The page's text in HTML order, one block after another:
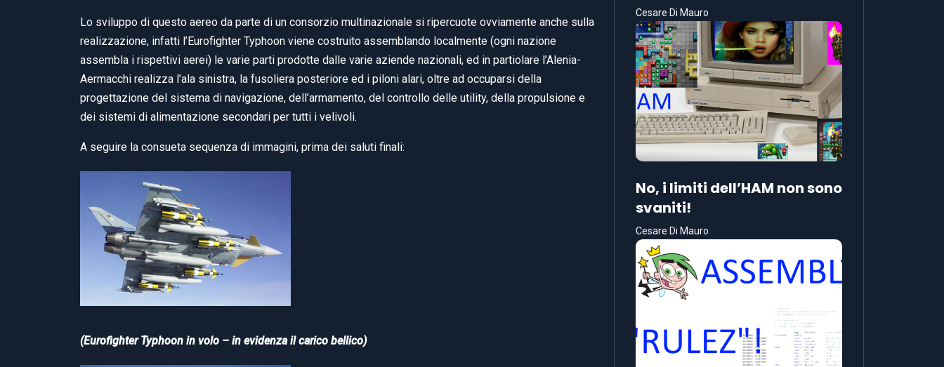
Lo sviluppo di questo aereo da parte di un consorzio multinazionale si ripercuote ovviamente anche sulla
realizzazione, infatti l’Eurofighter Typhoon viene costruito assemblando localmente (ogni nazione
assembla i rispettivi aerei) le varie parti prodotte dalle varie aziende nazionali, ed in partiolare l’Alenia-
Aermacchi realizza l’ala sinistra, la fusoliera posteriore ed i piloni alari, oltre ad occuparsi della
progettazione del sistema di navigazione, dell’armamento, del controllo delle utility, della propulsione e
dei sistemi di alimentazione secondari per tutti i velivoli.
A seguire la consueta sequenza di immagini, prima dei saluti finali:
(Eurofighter Typhoon in volo – in evidenza il carico bellico)
Cesare Di Mauro
No, i limiti dell’HAM non sono
svaniti!
Cesare Di Mauro